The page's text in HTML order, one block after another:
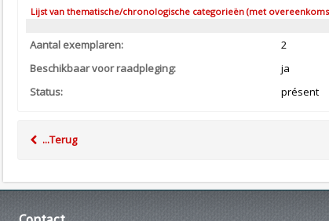
Lijst van thematische/chronologische categorieën (met
Aantal exemplaren:
2
Beschikbaar voor raadpleging:
ja
Status:
présent
...Terug